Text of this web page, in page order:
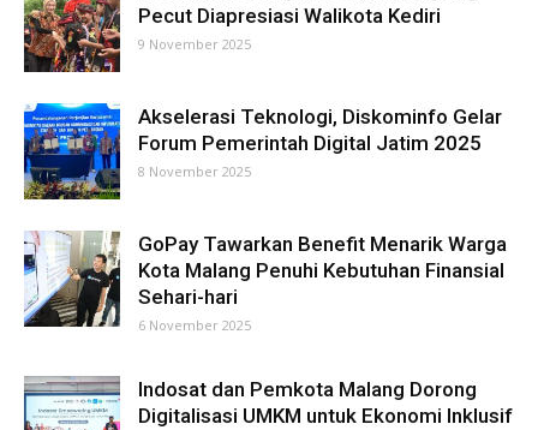
Pecut Diapresiasi Walikota Kediri
9 November 2025
Akselerasi Teknologi, Diskominfo Gelar
Forum Pemerintah Digital Jatim 2025
8 November 2025
GoPay Tawarkan Benefit Menarik Warga
Kota Malang Penuhi Kebutuhan Finansial
Sehari-hari
6 November 2025
Indosat dan Pemkota Malang Dorong
Digitalisasi UMKM untuk Ekonomi Inklusif